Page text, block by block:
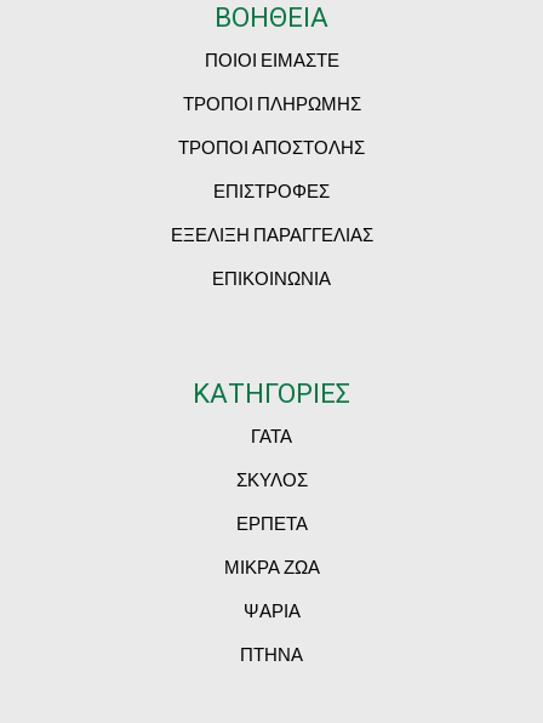
ΒΟΗΘΕΙΑ
ΠΟΙΟΙ ΕΙΜΑΣΤΕ
ΤΡΟΠΟΙ ΠΛΗΡΩΜΗΣ
ΤΡΟΠΟΙ ΑΠΟΣΤΟΛΗΣ
ΕΠΙΣΤΡΟΦΕΣ
ΕΞΕΛΙΞΗ ΠΑΡΑΓΓΕΛΙΑΣ
ΕΠΙΚΟΙΝΩΝΙΑ
ΚΑΤΗΓΟΡΙΕΣ
ΓΑΤΑ
ΣΚΥΛΟΣ
ΕΡΠΕΤΑ
ΜΙΚΡΑ ΖΩΑ
ΨΑΡΙΑ
ΠΤΗΝΑ